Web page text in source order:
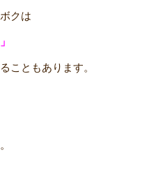
クは
こともあります。